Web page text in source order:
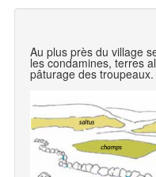
Au plus près du village
les condamines, terres
pâturage des troupeaux.